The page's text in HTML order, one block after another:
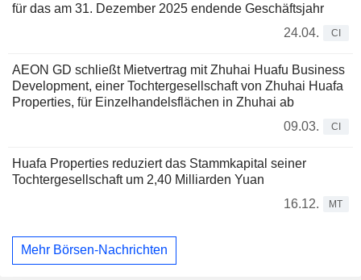
für das am 31. Dezember 2025 endende Geschäftsjahr
24.04.
CI
AEON GD schließt Mietvertrag mit Zhuhai Huafu Business
Development, einer Tochtergesellschaft von Zhuhai Huafa
Properties, für Einzelhandelsflächen in Zhuhai ab
09.03.
CI
Huafa Properties reduziert das Stammkapital seiner
Tochtergesellschaft um 2,40 Milliarden Yuan
16.12.
MT
Mehr Börsen-Nachrichten